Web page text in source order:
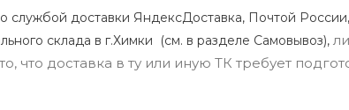
службой доставки ЯндексДоставка, Почтой
склада в г.Химки (см. в разделе Самовывоз),
что доставка в ту или иную ТК требует